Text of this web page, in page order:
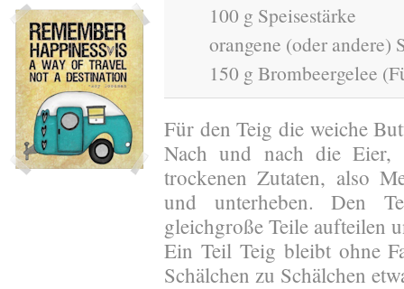
100 g Speisestärke
orangene (oder andere)
150 g Brombeergelee
Für den Teig die weiche
Nach und nach die Eier,
trockenen Zutaten, also
und unterheben. Den
gleichgroße Teile aufteilen
Ein Teil Teig bleibt ohne
Schälchen zu Schälchen